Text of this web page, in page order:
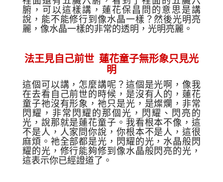
腑，可以這樣講， 蓮花保昌問的 意思是講
說 ， 能不能修行到像水晶一樣？然後光明亮
麗 ，像水晶一樣的非常的透明， 光明亮麗 。
法王見自己前世 蓮花童子無形象只見光
明
這個可以講，怎麼講呢 ？這個是光啊 ，像我
在去看自己前世的時候， 是沒有人的 ，蓮花
童子祂沒有形象，祂只是光 ，是燦爛，非常
閃耀，非常閃耀的 那個 光 ， 閃耀、閃亮的
光，說那就是蓮花童子 。我看根本不像，這
不是人 ， 人家問你說 ， 你根本不是人，這很
麻煩。祂全部都是光 ， 閃耀的光 ， 水晶般閃
耀的光 ， 修行能夠修到像水晶般閃亮的光 ，
這表示你已經證道 了 。